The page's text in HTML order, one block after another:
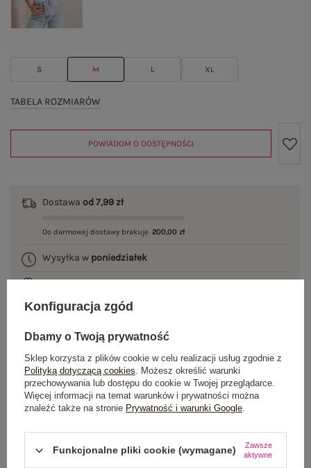
S M L XL
TABELA ROZMIARÓW
POWIADOM O DOSTĘPNOŚCI
Dostawa od 7,99 zł
Do darmowej dostawy brakuje 200,00 zł
Wysyłka w poniedziałek
GŁÓWNE PARAMETRY
OPINIE O PRODUKCIE (1)
WYSYŁKA I DOSTAWA
Konfiguracja zgód
Dbamy o Twoją prywatność
Sklep korzysta z plików cookie w celu realizacji usług zgodnie z
Polityką dotyczącą cookies. Możesz określić warunki
przechowywania lub dostępu do cookie w Twojej przeglądarce.
Więcej informacji na temat warunków i prywatności można
znaleźć także na stronie Prywatność i warunki Google.
Funkcjonalne pliki cookie (wymagane)
Zawsze
aktywne